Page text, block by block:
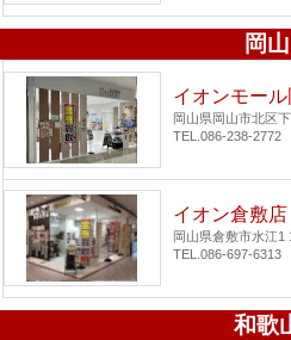
岡山
イオンモー
岡山県岡山市北区
TEL.086-238-2772
イオン倉敷店
岡山県倉敷市水江1
TEL.086-697-6313
和歌